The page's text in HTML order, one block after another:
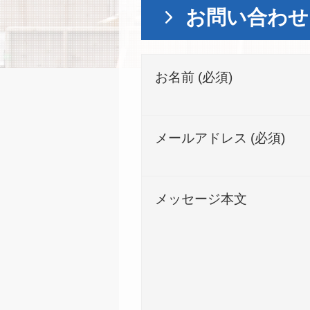
お問い合わ
お名前 (必須)
メールアドレス (必須)
メッセージ本文